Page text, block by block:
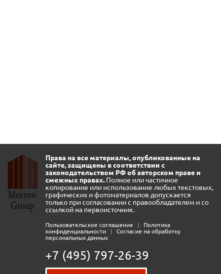
Права на все материалы, опубликованные на
сайте, защищены в соответствии с
законодательством РФ об авторском праве и
смежных правах. Полное или частичное
копирование или использование любых текстовых,
графических и фотоматериалов допускается
только при согласовании с правообладателем и со
ссылкой на первоисточник.
Пользовательское соглашение |
Политика
конфиденциальности
|
Согласие на обработку
персональных данных
+7 (495) 797-26-39